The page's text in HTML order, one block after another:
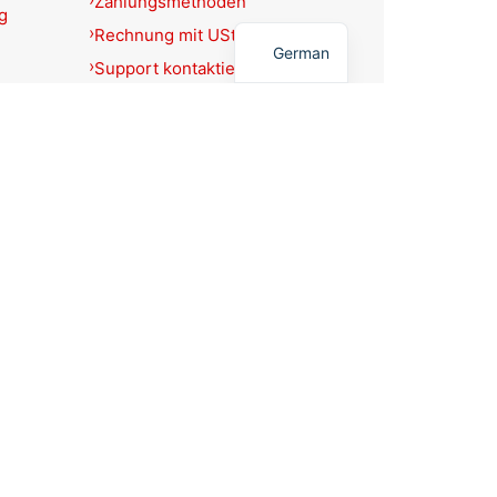
Rechnung mit USt.-Ausweis?
Support kontaktieren
German